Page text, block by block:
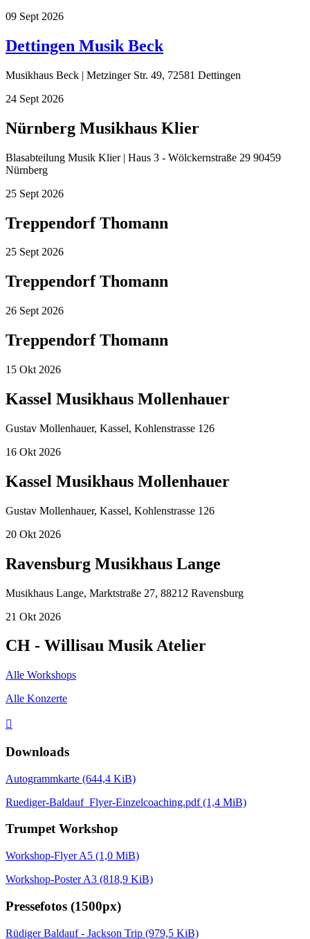
09 Sept 2026
Dettingen Musik Beck
Musikhaus Beck | Metzinger Str. 49, 72581 Dettingen
24 Sept 2026
Nürnberg Musikhaus Klier
Blasabteilung Musik Klier | Haus 3 - Wölckernstraße 29 90459
Nürnberg
25 Sept 2026
Treppendorf Thomann
25 Sept 2026
Treppendorf Thomann
26 Sept 2026
Treppendorf Thomann
15 Okt 2026
Kassel Musikhaus Mollenhauer
Gustav Mollenhauer, Kassel, Kohlenstrasse 126
16 Okt 2026
Kassel Musikhaus Mollenhauer
Gustav Mollenhauer, Kassel, Kohlenstrasse 126
20 Okt 2026
Ravensburg Musikhaus Lange
Musikhaus Lange, Marktstraße 27, 88212 Ravensburg
21 Okt 2026
CH - Willisau Musik Atelier
Alle Workshops
Alle Konzerte

Downloads
Autogrammkarte (644,4 KiB)
Ruediger-Baldauf_Flyer-Einzelcoaching.pdf(1,4 MiB)
Trumpet Workshop
Workshop-Flyer A5 (1,0 MiB)
Workshop-Poster A3 (818,9 KiB)
Pressefotos (1500px)
Rüdiger Baldauf - Jackson Trip (979,5 KiB)